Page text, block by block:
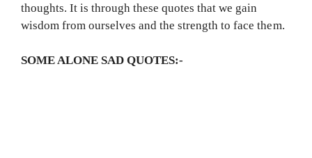
thoughts. It is through these quotes that we gain
wisdom from ourselves and the strength to face them.
SOME ALONE SAD QUOTES:-